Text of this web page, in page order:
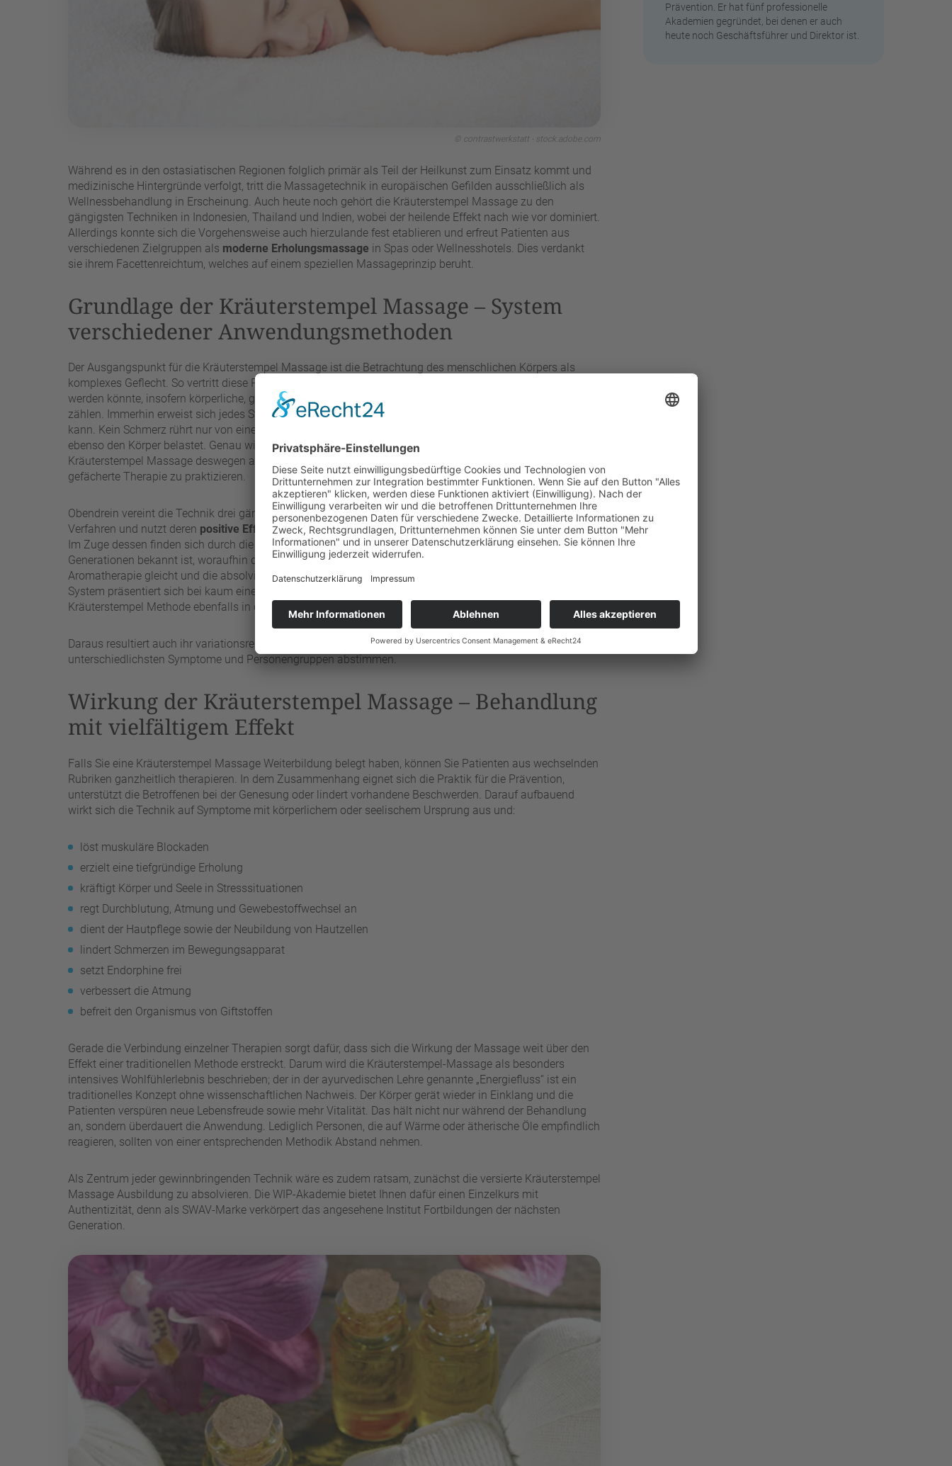
Prävention. Er hat fünf professionelle
Akademien gegründet, bei denen er auch
heute noch Geschäftsführer und Direktor ist.
© contrastwerkstatt - stock.adobe.com
Während es in den ostasiatischen Regionen folglich primär als Teil der Heilkunst zum Einsatz kommt und
medizinische Hintergründe verfolgt, tritt die Massagetechnik in europäischen Gefilden ausschließlich als
Wellnessbehandlung in Erscheinung. Auch heute noch gehört die Kräuterstempel Massage zu den
gängigsten Techniken in Indonesien, Thailand und Indien, wobei der heilende Effekt nach wie vor dominiert.
Allerdings konnte sich die Vorgehensweise auch hierzulande fest etablieren und erfreut Patienten aus
verschiedenen Zielgruppen als moderne Erholungsmassage in Spas oder Wellnesshotels. Dies verdankt
sie ihrem Facettenreichtum, welches auf einem speziellen Massageprinzip beruht.
Grundlage der Kräuterstempel Massage – System
verschiedener Anwendungsmethoden
Der Ausgangspunkt für die Kräuterstempel Massage ist die Betrachtung des menschlichen Körpers als
komplexes Geflecht. So vertritt diese Praktik die Annahme, dass der Organismus erst wirksam behandelt
werden könnte, insofern körperliche, geistige, mentale und energetische Disharmonien gleichermaßen
zählen. Immerhin erweist sich jedes Symptom als Warnsignal einer Erkrankung, die viele Ursachen haben
kann. Kein Schmerz rührt nur von einer physischen Fehlfunktion, während jede seelische Problematik
ebenso den Körper belastet. Genau wie manch andere Techniken aus Fernost konzentriert sich die
Kräuterstempel Massage deswegen auf das komplette Körperbild, um eine nachhaltige, intensive und breit
gefächerte Therapie zu praktizieren.
Obendrein vereint die Technik drei gänzlich differente Behandlungsformen zu einem harmonischen
Verfahren und nutzt deren positive Effekte, damit die Patienten das Maximum anErholsamkeiterhalten.
Im Zuge dessen finden sich durch die Wärmeabgabe thermische Faktoren wieder, deren Wirksamkeit seit
Generationen bekannt ist, woraufhin der stimulierende Einfluss der Kräuterstempel einer belebenden
Aromatherapie gleicht und die absolvierten Griffe der klassischen Massage entstammen. Ein derartiges
System präsentiert sich bei kaum einer anderen Behandlung und ist dafür verantwortlich, dass die
Kräuterstempel Methode ebenfalls in der Heilpraktik angewandt wird.
Daraus resultiert auch ihr variationsreiches Einsatzgebiet, denn diese Anwendung lässt sich auf die
unterschiedlichsten Symptome und Personengruppen abstimmen.
Wirkung der Kräuterstempel Massage – Behandlung
mit vielfältigem Effekt
Falls Sie eine Kräuterstempel Massage Weiterbildung belegt haben, können Sie Patienten aus wechselnden
Rubriken ganzheitlich therapieren. In dem Zusammenhang eignet sich die Praktik für die Prävention,
unterstützt die Betroffenen bei der Genesung oder lindert vorhandene Beschwerden. Darauf aufbauend
wirkt sich die Technik auf Symptome mit körperlichem oder seelischem Ursprung aus und:
löst muskuläre Blockaden
erzielt eine tiefgründige Erholung
kräftigt Körper und Seele in Stresssituationen
regt Durchblutung, Atmung und Gewebestoffwechsel an
dient der Hautpflege sowie der Neubildung von Hautzellen
lindert Schmerzen im Bewegungsapparat
setzt Endorphine frei
verbessert die Atmung
befreit den Organismus von Giftstoffen
Gerade die Verbindung einzelner Therapien sorgt dafür, dass sich die Wirkung der Massage weit über den
Effekt einer traditionellen Methode erstreckt. Darum wird die Kräuterstempel-Massage als besonders
intensives Wohlfühlerlebnis beschrieben; der in der ayurvedischen Lehre genannte „Energiefluss“ ist ein
traditionelles Konzept ohne wissenschaftlichen Nachweis. Der Körper gerät wieder in Einklang und die
Patienten verspüren neue Lebensfreude sowie mehr Vitalität. Das hält nicht nur während der Behandlung
an, sondern überdauert die Anwendung. Lediglich Personen, die auf Wärme oder ätherische Öle empfindlich
reagieren, sollten von einer entsprechenden Methodik Abstand nehmen.
Als Zentrum jeder gewinnbringenden Technik wäre es zudem ratsam, zunächst die versierte Kräuterstempel
Massage Ausbildung zu absolvieren. Die WIP-Akademie bietet Ihnen dafür einen Einzelkurs mit
Authentizität, denn als SWAV-Marke verkörpert das angesehene Institut Fortbildungen der nächsten
Generation.